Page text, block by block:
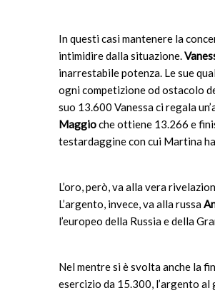
In questi casi mantenere la
intimidire dalla situazione.
inarrestabile potenza. Le sue
ogni competizione od ostacolo
suo 13.600 Vanessa ci regala
Maggioche ottiene 13.266 e
testardaggine con cui Martina
L’oro, però, va alla vera
L’argento, invece, va alla russa
l’europeo della Russia e della
Nel mentre si è svolta anche la
esercizio da 15.300, l’argento al